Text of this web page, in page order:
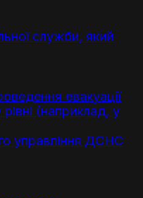
служби, який
евакуації
(наприклад, у
управління ДСНС